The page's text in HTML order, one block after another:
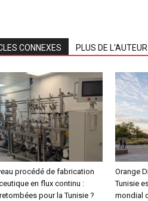
CONNEXES PLUS DE L'AUTEUR
procédé de fabrication
en flux continu :
pour la Tunisie ?
Orange
Tunisie
mondial